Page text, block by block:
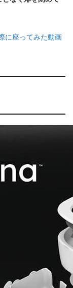
に座ってみた動画